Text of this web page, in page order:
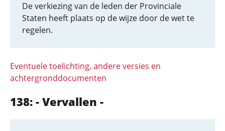
De verkiezing van de leden der Provinciale
Staten heeft plaats op de wijze door de wet te
regelen.
Eventuele toelichting, andere versies en
achtergronddocumenten
138: - Vervallen -